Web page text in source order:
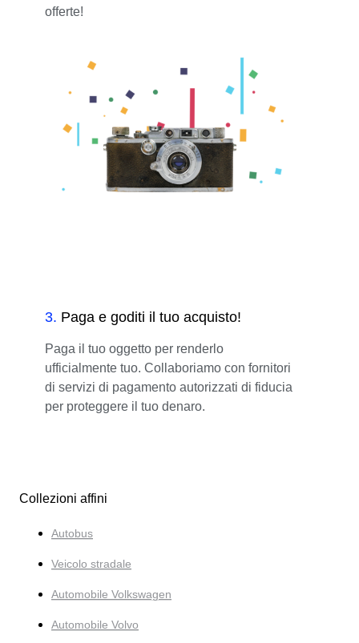
offerte!
3. Paga e goditi il tuo acquisto!
Paga il tuo oggetto per renderlo
ufficialmente tuo. Collaboriamo con fornitori
di servizi di pagamento autorizzati di fiducia
per proteggere il tuo denaro.
Collezioni affini
Autobus
Veicolo stradale
Automobile Volkswagen
Automobile Volvo